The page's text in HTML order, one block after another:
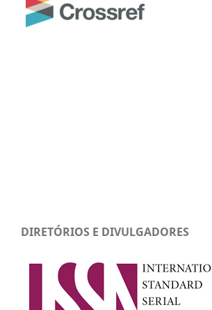
DIRETÓRIOS E DIVULGADORES